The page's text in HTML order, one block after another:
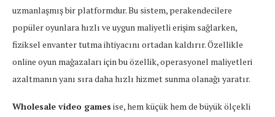
uzmanlaşmış bir platformdur. Bu sistem, perakendecilere
popüler oyunlara hızlı ve uygun maliyetli erişim sağlarken,
fiziksel envanter tutma ihtiyacını ortadan kaldırır. Özellikle
online oyun mağazaları için bu özellik, operasyonel maliyetleri
azaltmanın yanı sıra daha hızlı hizmet sunma olanağı yaratır.
Wholesale video games ise, hem küçük hem de büyük ölçekli